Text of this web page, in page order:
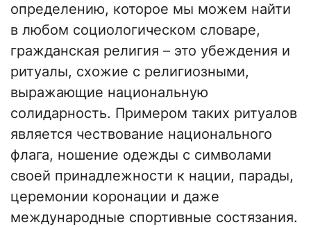
определению, которое мы можем найти
в любом социологическом словаре,
гражданская религия – это убеждения и
ритуалы, схожие с религиозными,
выражающие национальную
солидарность. Примером таких ритуалов
является чествование национального
флага, ношение одежды с символами
своей принадлежности к нации, парады,
церемонии коронации и даже
международные спортивные состязания.